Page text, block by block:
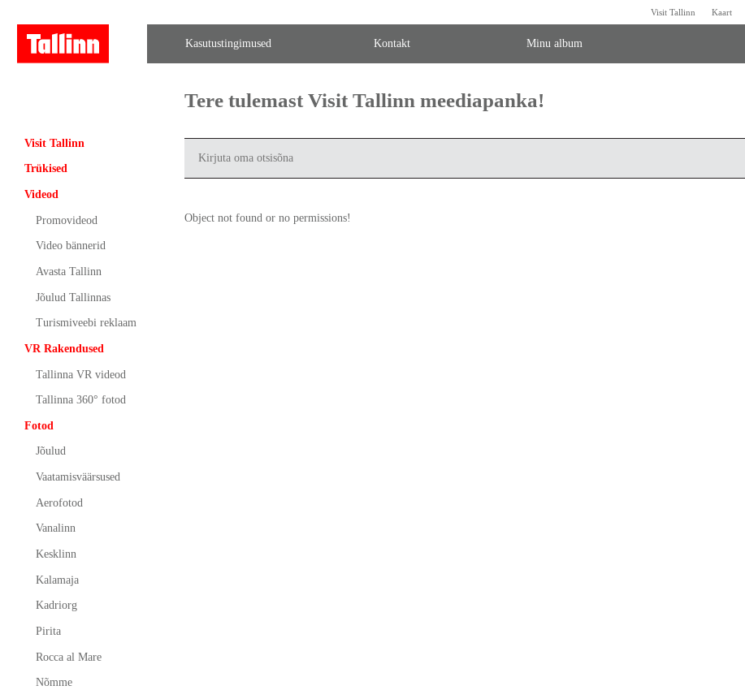
Visit Tallinn Kaart
Kasutustingimused Kontakt Minu album
Visit Tallinn
Trükised
Videod
Promovideod
Video bännerid
Avasta Tallinn
Jõulud Tallinnas
Turismiveebi reklaam
VR Rakendused
Tallinna VR videod
Tallinna 360° fotod
Fotod
Jõulud
Vaatamisväärsused
Aerofotod
Vanalinn
Kesklinn
Kalamaja
Kadriorg
Pirita
Rocca al Mare
Nõmme
Tere tulemast Visit Tallinn meediapanka!
Object not found or no permissions!